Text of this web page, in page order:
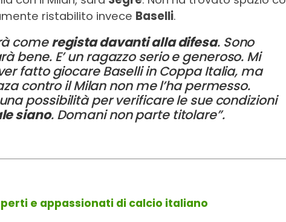
ristabilito invece Baselli.
comeregista davanti alla difesa. Sono
bene. E’ un ragazzo serio e generoso. Mi
fatto giocare Baselli in Coppa Italia, ma
contro il Milan non me l’ha permesso.
possibilità per verificare le sue condizioni
siano. Domani non parte titolare”.
e appassionati di calcio italiano